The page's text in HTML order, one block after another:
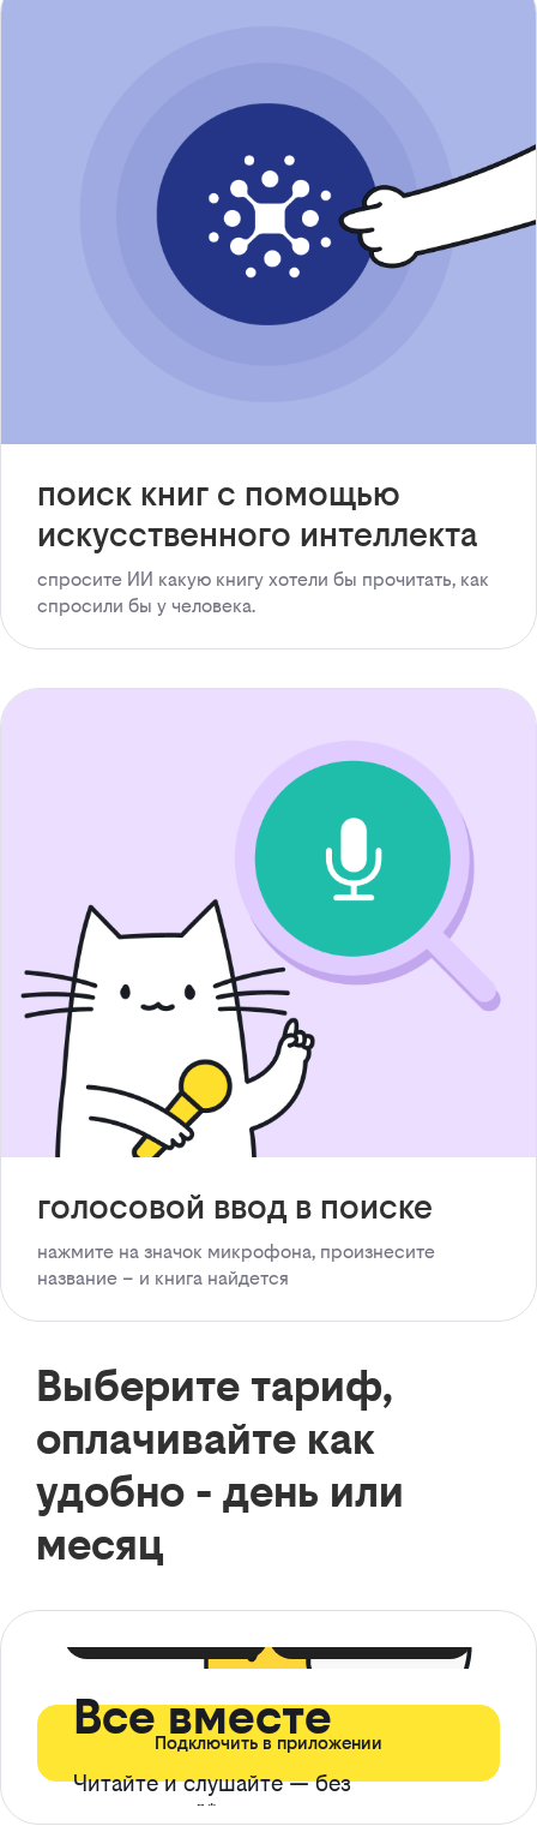
поиск книг с помощью
искусственного интеллекта
спросите ИИ какую книгу хотели бы прочитать, как
спросили бы у человека.
голосовой ввод в поиске
нажмите на значок микрофона, произнесите
название – и книга найдется
Выберите тариф,
оплачивайте как
удобно - день или
месяц
Все вместе
Читайте и слушайте — без
ограничений*
Подключить в приложении